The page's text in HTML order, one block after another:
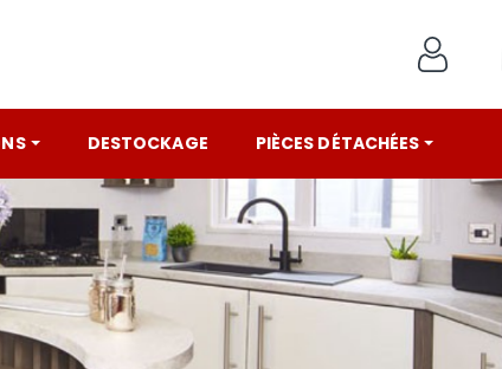
DESTOCKAGE PIÈCES DÉTACHÉES